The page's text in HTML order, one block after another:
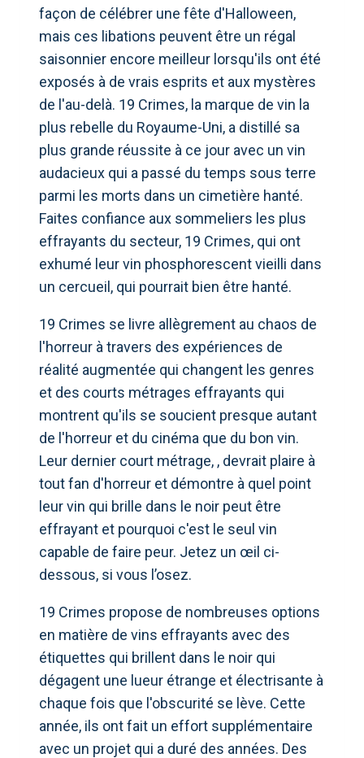
façon de célébrer une fête d'Halloween,
mais ces libations peuvent être un régal
saisonnier encore meilleur lorsqu'ils ont été
exposés à de vrais esprits et aux mystères
de l'au-delà. 19 Crimes, la marque de vin la
plus rebelle du Royaume-Uni, a distillé sa
plus grande réussite à ce jour avec un vin
audacieux qui a passé du temps sous terre
parmi les morts dans un cimetière hanté.
Faites confiance aux sommeliers les plus
effrayants du secteur, 19 Crimes, qui ont
exhumé leur vin phosphorescent vieilli dans
un cercueil, qui pourrait bien être hanté.
19 Crimes se livre allègrement au chaos de
l'horreur à travers des expériences de
réalité augmentée qui changent les genres
et des courts métrages effrayants qui
montrent qu'ils se soucient presque autant
de l'horreur et du cinéma que du bon vin.
Leur dernier court métrage, , devrait plaire à
tout fan d'horreur et démontre à quel point
leur vin qui brille dans le noir peut être
effrayant et pourquoi c'est le seul vin
capable de faire peur. Jetez un œil ci-
dessous, si vous l’osez.
19 Crimes propose de nombreuses options
en matière de vins effrayants avec des
étiquettes qui brillent dans le noir qui
dégagent une lueur étrange et électrisante à
chaque fois que l'obscurité se lève. Cette
année, ils ont fait un effort supplémentaire
avec un projet qui a duré des années. Des